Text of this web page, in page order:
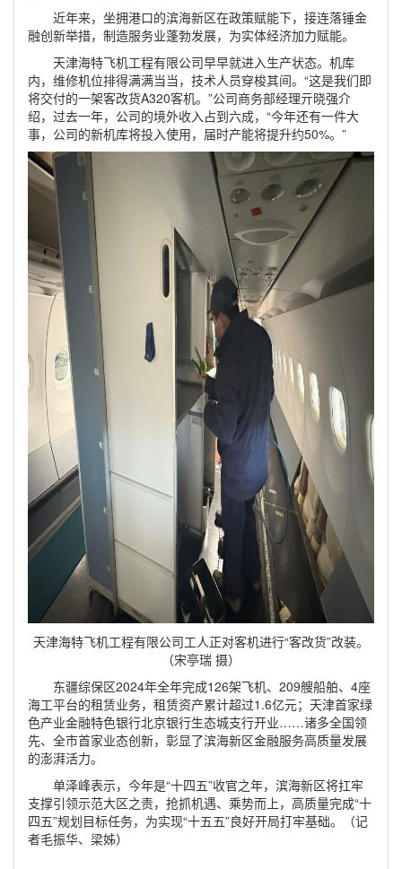
近年来，坐拥港口的滨海新区在政策赋能下，接连落锤金
融创新举措，制造服务业蓬勃发展，为实体经济加力赋能。
天津海特飞机工程有限公司早早就进入生产状态。机库
内，维修机位排得满满当当，技术人员穿梭其间。“这是我们即
将交付的一架客改货A320客机。”公司商务部经理亓晓强介
绍，过去一年，公司的境外收入占到六成，“今年还有一件大
事，公司的新机库将投入使用，届时产能将提升约50%。”
天津海特飞机工程有限公司工人正对客机进行“客改货”改装。
（宋亭瑞 摄）
东疆综保区2024年全年完成126架飞机、209艘船舶、4座
海工平台的租赁业务，租赁资产累计超过1.6亿元；天津首家绿
色产业金融特色银行北京银行生态城支行开业……诸多全国领
先、全市首家业态创新，彰显了滨海新区金融服务高质量发展
的澎湃活力。
单泽峰表示，今年是“十四五”收官之年，滨海新区将扛牢
支撑引领示范大区之责，抢抓机遇、乘势而上，高质量完成“十
四五”规划目标任务，为实现“十五五”良好开局打牢基础。（记
者毛振华、梁姊）